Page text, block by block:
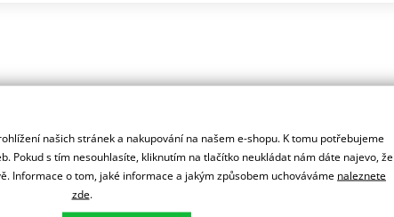
Barva
našich stránek a nakupování na našem e-shopu. K tomu potřebujeme
Pokud s tím nesouhlasíte, kliknutím na tlačítko neukládat nám dáte najevo, že
Informace o tom, jaké informace a jakým způsobem uchováváme naleznete
zde.